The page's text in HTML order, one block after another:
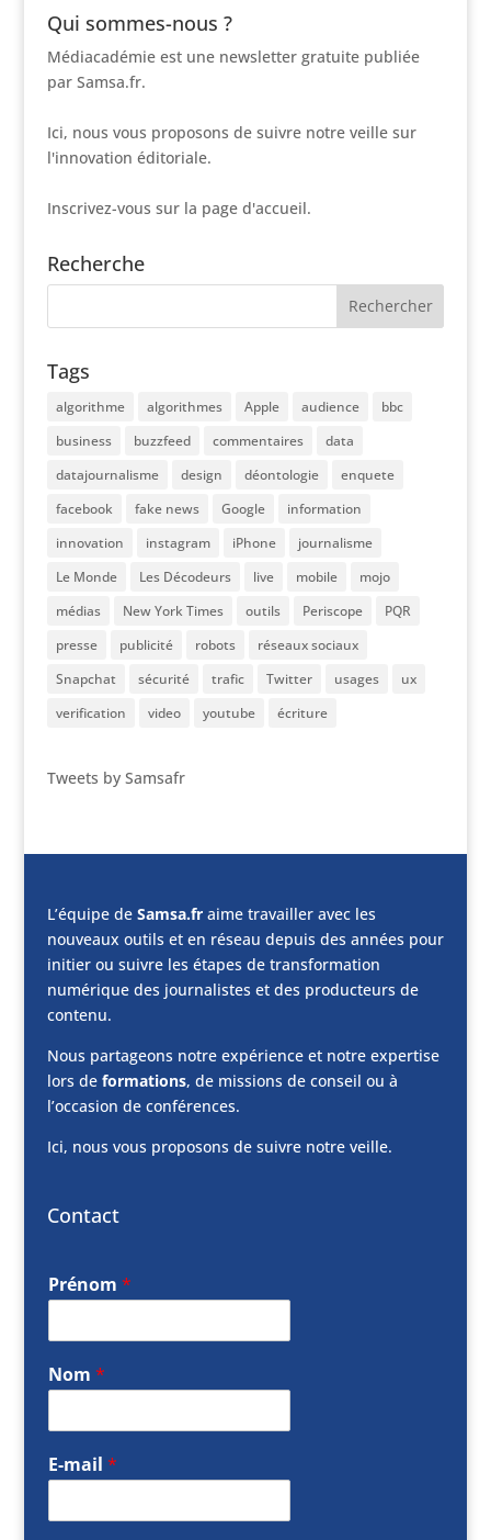
Qui sommes-nous ?
Médiacadémie est une newsletter gratuite publiée
par Samsa.fr.
Ici, nous vous proposons de suivre notre veille sur
l'innovation éditoriale.
Inscrivez-vous sur la page d'accueil.
Recherche
Tags
algorithme algorithmes Apple audience
bbc
business
buzzfeed commentaires
data
datajournalisme
design déontologie
enquete
facebook
fake news Google
information
innovation
instagram iPhone
journalisme
Le Monde
Les Décodeurs live mobile
mojo
médias
New York Times outils Periscope
PQR
presse
publicité robots
réseaux sociaux
Snapchat
sécurité trafic Twitter usages
ux
verification
video youtube écriture
Tweets by Samsafr
L’équipe de Samsa.fraime travailler avec les
nouveaux outils et en réseau depuis des années pour
initier ou suivre les étapes de transformation
numérique des journalistes et des producteurs de
contenu.
Nous partageons notre expérience et notre expertise
lors de formations, de missions de conseil ou à
l’occasion de conférences.
Ici, nous vous proposons de suivre notre veille.
Contact
Prénom *
Nom *
E-mail *